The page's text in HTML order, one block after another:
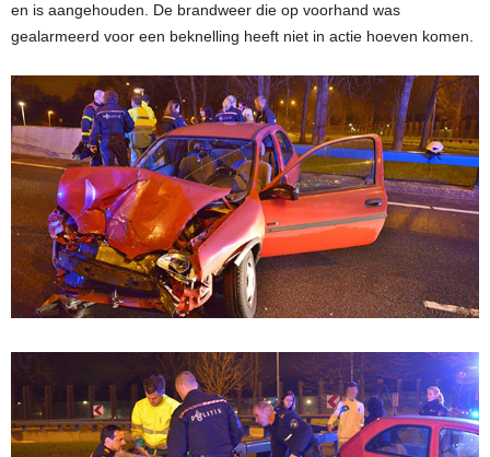
en is aangehouden. De brandweer die op voorhand was
gealarmeerd voor een beknelling heeft niet in actie hoeven komen.